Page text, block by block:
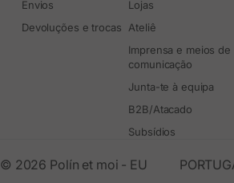
Envios
Devoluções e trocas
Lojas
Ateliê
Imprensa e meios de
comunicação
Junta-te à equipa
B2B/Atacado
Subsídios
© 2026 Polín et moi - EU